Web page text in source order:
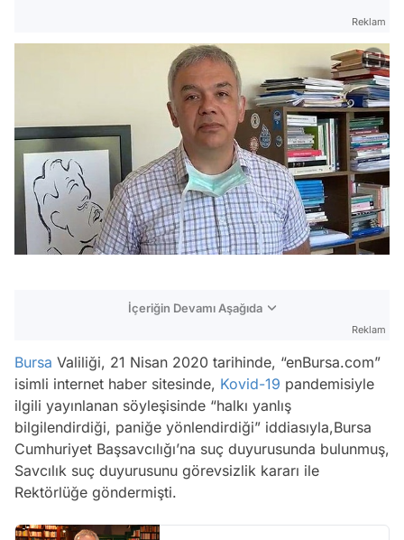
Reklam
İçeriğin Devamı Aşağıda
Reklam
Bursa Valiliği, 21 Nisan 2020 tarihinde, “enBursa.com”
isimli internet haber sitesinde, Kovid-19 pandemisiyle
ilgili yayınlanan söyleşisinde “halkı yanlış
bilgilendirdiği, paniğe yönlendirdiği” iddiasıyla,Bursa
Cumhuriyet Başsavcılığı’na suç duyurusunda bulunmuş,
Savcılık suç duyurusunu görevsizlik kararı ile
Rektörlüğe göndermişti.